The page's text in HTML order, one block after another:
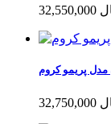
ریال
پریمو کروم
ریال